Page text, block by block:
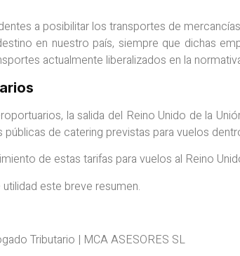
a posibilitar los transportes de
en nuestro país, siempre que dichas
actualmente liberalizados en la
la salida del Reino Unido de la
de catering previstas para vuelos
de estas tarifas para vuelos al Reino
este breve resumen.
Tributario | MCA ASESORES SL